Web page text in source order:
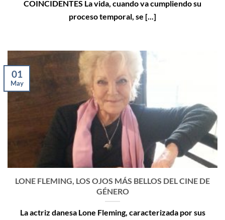
COINCIDENTES La vida, cuando va cumpliendo su
proceso temporal, se [...]
LONE FLEMING, LOS OJOS MÁS BELLOS DEL CINE DE
GÉNERO
La actriz danesa Lone Fleming, caracterizada por sus
01
May